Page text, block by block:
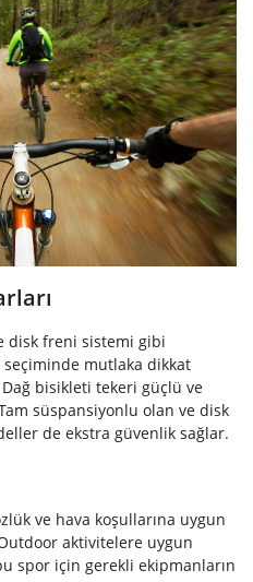
disk freni sistemi gibi
mutlaka dikkat
bisikleti tekeri güçlü ve
süspansiyonlu olan ve disk
de ekstra güvenlik sağlar.
ve hava koşullarına uygun
aktivitelere uygun
spor için gerekli ekipmanların